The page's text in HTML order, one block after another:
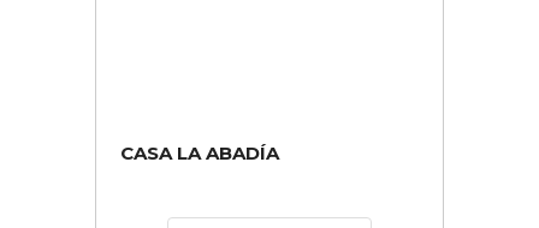
CASA LA ABADÍA